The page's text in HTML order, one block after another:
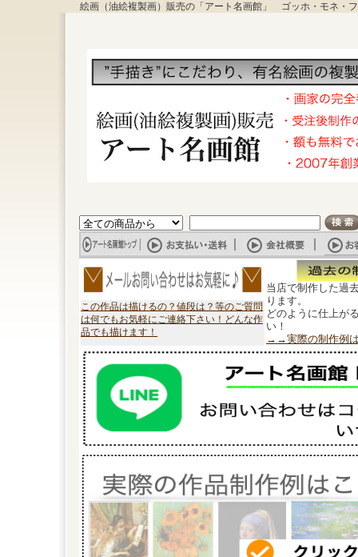
絵画（油絵複製画）販売の「アート名画館」 ゴッホ・モネ・
この作品は描けるの？値段は？等のご質問
は何でもお気軽にご連絡下さい！どんな作
品でも描けます！
当店で制作した過
ります。
どのように仕上が
い！
→→実際の制作例